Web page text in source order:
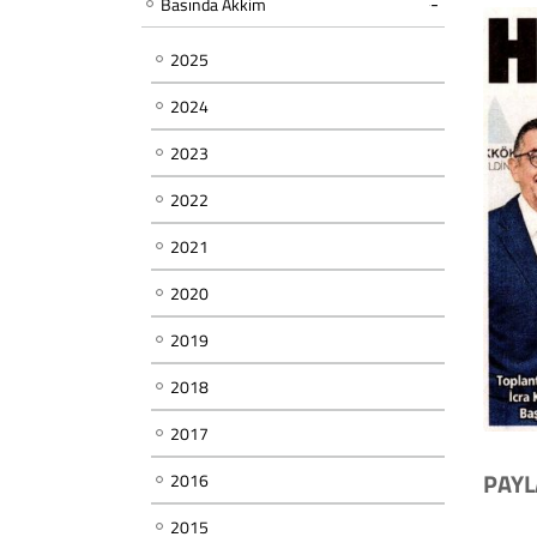
2025
2024
2023
2022
2021
2020
2019
2018
2017
2016
2015